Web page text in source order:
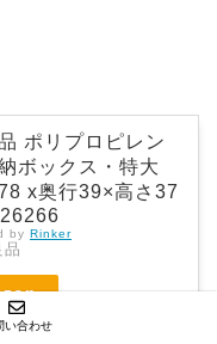
ポリプロピレン
ボックス・特大
78 x奥行39×高さ37
by Rinker
品
市場
い合わせ